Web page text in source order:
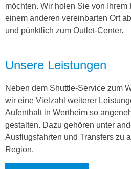
möchten. Wir holen Sie von Ihrem
einem anderen vereinbarten Ort
und pünktlich zum Outlet-Center.
Unsere Leistungen
Neben dem Shuttle-Service zum
wir eine Vielzahl weiterer
Aufenthalt in Wertheim so
gestalten. Dazu gehören unter
Ausflugsfahrten und Transfers zu
Region.